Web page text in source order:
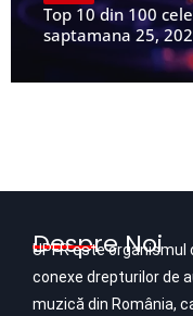
Top 10 din 100
saptamana 25,
Despre Noi
UPFR este
conexe drepturilor de
muzică din România,